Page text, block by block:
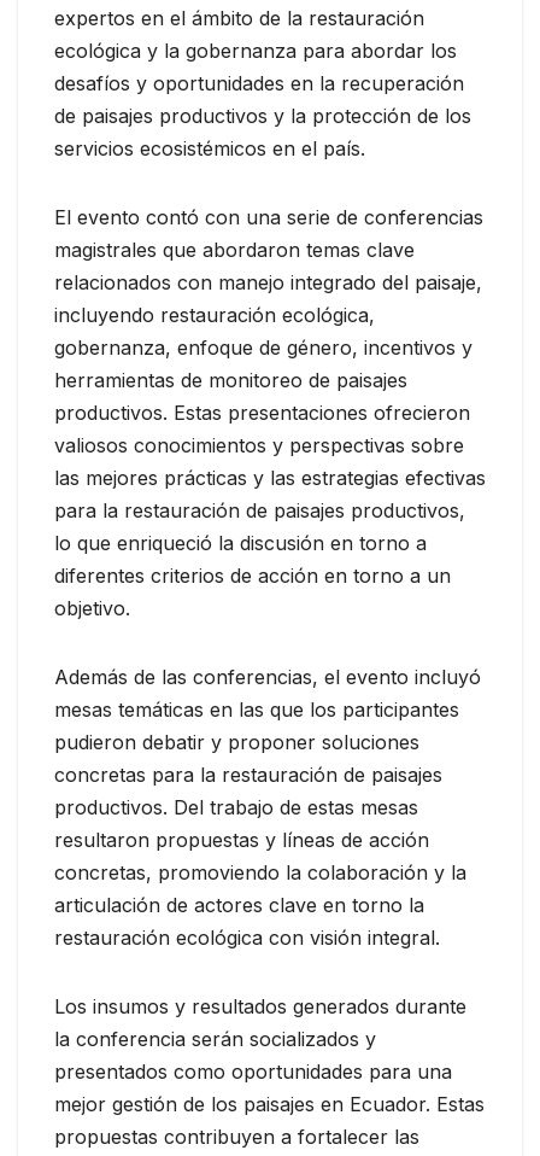
expertos en el ámbito de la restauración
ecológica y la gobernanza para abordar los
desafíos y oportunidades en la recuperación
de paisajes productivos y la protección de los
servicios ecosistémicos en el país.
El evento contó con una serie de conferencias
magistrales que abordaron temas clave
relacionados con manejo integrado del paisaje,
incluyendo restauración ecológica,
gobernanza, enfoque de género, incentivos y
herramientas de monitoreo de paisajes
productivos. Estas presentaciones ofrecieron
valiosos conocimientos y perspectivas sobre
las mejores prácticas y las estrategias efectivas
para la restauración de paisajes productivos,
lo que enriqueció la discusión en torno a
diferentes criterios de acción en torno a un
objetivo.
Además de las conferencias, el evento incluyó
mesas temáticas en las que los participantes
pudieron debatir y proponer soluciones
concretas para la restauración de paisajes
productivos. Del trabajo de estas mesas
resultaron propuestas y líneas de acción
concretas, promoviendo la colaboración y la
articulación de actores clave en torno la
restauración ecológica con visión integral.
Los insumos y resultados generados durante
la conferencia serán socializados y
presentados como oportunidades para una
mejor gestión de los paisajes en Ecuador. Estas
propuestas contribuyen a fortalecer las